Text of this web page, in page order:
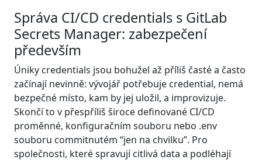
Správa CI/CD credentials s GitLab
Secrets Manager: zabezpečení
především
Úniky credentials jsou bohužel až příliš časté a často
začínají nevinně: vývojář potřebuje credential, nemá
bezpečné místo, kam by jej uložil, a improvizuje.
Skončí to v přespříliš široce definované CI/CD
proměnné, konfiguračním souboru nebo .env
souboru commitnutém “jen na chvilku”. Pro
společnosti, které spravují citlivá data a podléhají